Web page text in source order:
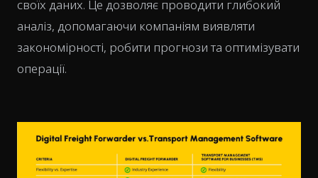
своїх даних. Це дозволяє проводити глибокий
аналіз, допомагаючи компаніям виявляти
закономірності, робити прогнози та оптимізувати
операції.